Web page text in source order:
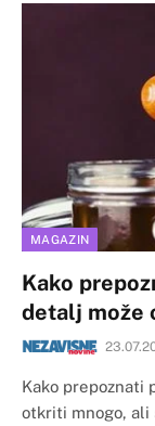
MAGAZIN
Kako
detalj
Kako prepoznati
otkriti mnogo, ali